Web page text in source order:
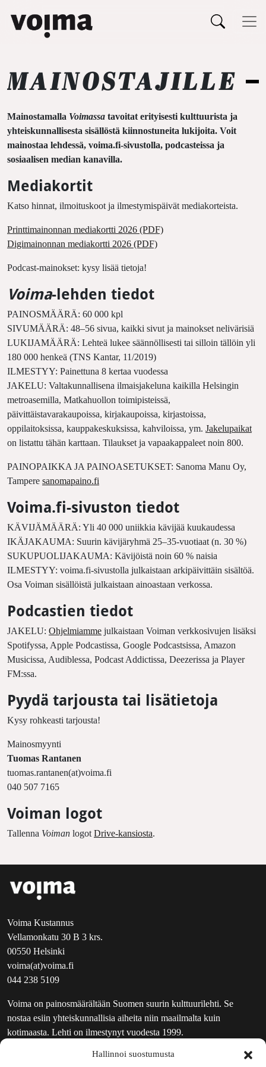
Hallinnoi suostumusta
Päävalikko
MAINOSTAJILLE
Mainostamalla Voimassa tavoitat erityisesti kulttuurista ja
yhteiskunnallisesta sisällöstä kiinnostuneita lukijoita. Voit
mainostaa lehdessä, voima.fi-sivustolla, podcasteissa ja
sosiaalisen median kanavilla.
Mediakortit
Katso hinnat, ilmoituskoot ja ilmestymispäivät mediakorteista.
Printtimainonnan mediakortti 2026 (PDF)
Digimainonnan mediakortti 2026 (PDF)
Podcast-mainokset: kysy lisää tietoja!
Voima-lehden tiedot
PAINOSMÄÄRÄ: 60 000 kpl
SIVUMÄÄRÄ: 48–56 sivua, kaikki sivut ja mainokset nelivärisiä
LUKIJAMÄÄRÄ: Lehteä lukee säännöllisesti tai silloin tällöin yli
180 000 henkeä (TNS Kantar, 11/2019)
ILMESTYY: Painettuna 8 kertaa vuodessa
JAKELU: Valtakunnallisena ilmaisjakeluna kaikilla Helsingin
metroasemilla, Matkahuollon toimipisteissä,
päivittäistavarakaupoissa, kirjakaupoissa, kirjastoissa,
oppilaitoksissa, kauppakeskuksissa, kahviloissa, ym. Jakelupaikat
on listattu tähän karttaan. Tilaukset ja vapaakappaleet noin 800.
PAINOPAIKKA JA PAINOASETUKSET: Sanoma Manu Oy,
Tampere sanomapaino.fi
Voima.fi-sivuston tiedot
KÄVIJÄMÄÄRÄ: Yli 40 000 uniikkia kävijää kuukaudessa
IKÄJAKAUMA: Suurin kävijäryhmä 25–35-vuotiaat (n. 30 %)
SUKUPUOLIJAKAUMA: Kävijöistä noin 60 % naisia
ILMESTYY: voima.fi-sivustolla julkaistaan arkipäivittäin sisältöä.
Osa Voiman sisällöistä julkaistaan ainoastaan verkossa.
Podcastien tiedot
JAKELU: Ohjelmiamme julkaistaan Voiman verkkosivujen lisäksi
Spotifyssa, Apple Podcastissa, Google Podcastsissa, Amazon
Musicissa, Audiblessa, Podcast Addictissa, Deezerissa ja Player
FM:ssa.
Pyydä tarjousta tai lisätietoja
Kysy rohkeasti tarjousta!
Mainosmyynti
Tuomas Rantanen
tuomas.rantanen(at)voima.fi
040 507 7165
Voiman logot
Tallenna Voiman logot Drive-kansiosta.
Voima Kustannus
Vellamonkatu 30 B 3 krs.
00550 Helsinki
voima(at)voima.fi
044 238 5109
Voima on painosmäärältään Suomen suurin kulttuurilehti. Se
nostaa esiin yhteiskunnallisia aiheita niin maailmalta kuin
kotimaasta. Lehti on ilmestynyt vuodesta 1999.